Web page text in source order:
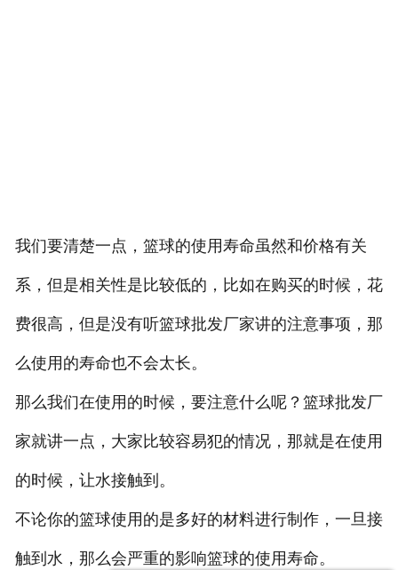
我们要清楚一点，篮球的使用寿命虽然和价格有关
系，但是相关性是比较低的，比如在购买的时候，花
费很高，但是没有听篮球批发厂家讲的注意事项，那
么使用的寿命也不会太长。
那么我们在使用的时候，要注意什么呢？篮球批发厂
家就讲一点，大家比较容易犯的情况，那就是在使用
的时候，让水接触到。
不论你的篮球使用的是多好的材料进行制作，一旦接
触到水，那么会严重的影响篮球的使用寿命。